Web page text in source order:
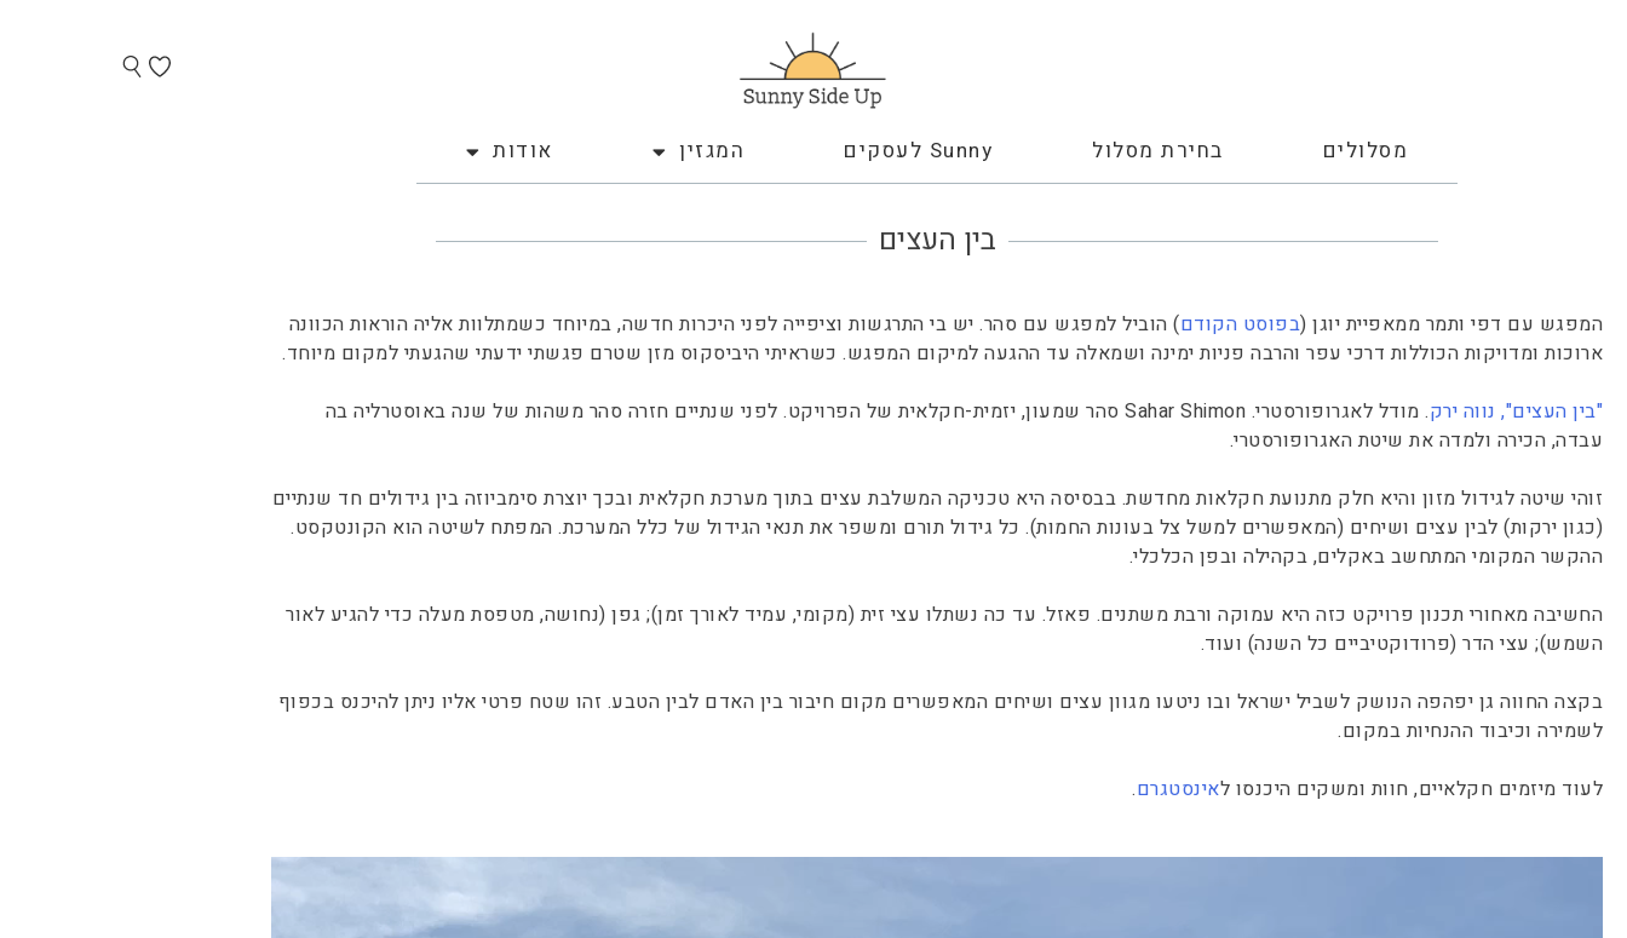
מסלולים בחירת מסלול Sunny לעסקים המגזין אודות
בין העצים
המפגש עם דפי ותמר ממאפיית יוגן (בפוסט הקודם) הוביל למפגש עם סהר. יש בי התרגשות וציפייה לפני היכרות חדשה, במיוחד כשמתלוות אליה הוראות הכוונה
ארוכות ומדויקות הכוללות דרכי עפר והרבה פניות ימינה ושמאלה עד ההגעה למיקום המפגש. כשראיתי היביסקוס מזן שטרם פגשתי ידעתי שהגעתי למקום מיוחד.
"בין העצים", נווה ירק
. מודל לאגרופורסטרי. Sahar Shimon סהר שמעון, יזמית-חקלאית של הפרויקט. לפני שנתיים חזרה סהר משהות של שנה באוסטרליה בה
עבדה, הכירה ולמדה את שיטת האגרופורסטרי.
זוהי שיטה לגידול מזון והיא חלק מתנועת חקלאות מחדשת. בבסיסה היא טכניקה המשלבת עצים בתוך מערכת חקלאית ובכך יוצרת סימביוזה בין גידולים חד שנתיים
(כגון ירקות) לבין עצים ושיחים (המאפשרים למשל צל בעונות החמות). כל גידול תורם ומשפר את תנאי הגידול של כלל המערכת. המפתח לשיטה הוא הקונטקסט.
ההקשר המקומי המתחשב באקלים, בקהילה ובפן הכלכלי.
החשיבה מאחורי תכנון פרויקט כזה היא עמוקה ורבת משתנים. פאזל. עד כה נשתלו עצי זית (מקומי, עמיד לאורך זמן); גפן (נחושה, מטפסת מעלה כדי להגיע לאור
השמש); עצי הדר (פרודוקטיביים כל השנה) ועוד.
בקצה החווה גן יפהפה הנושק לשביל ישראל ובו ניטעו מגוון עצים ושיחים המאפשרים מקום חיבור בין האדם לבין הטבע. זהו שטח פרטי אליו ניתן להיכנס בכפוף
לשמירה וכיבוד ההנחיות במקום.
לעוד מיזמים חקלאיים, חוות ומשקים היכנסו לאינסטגרם.